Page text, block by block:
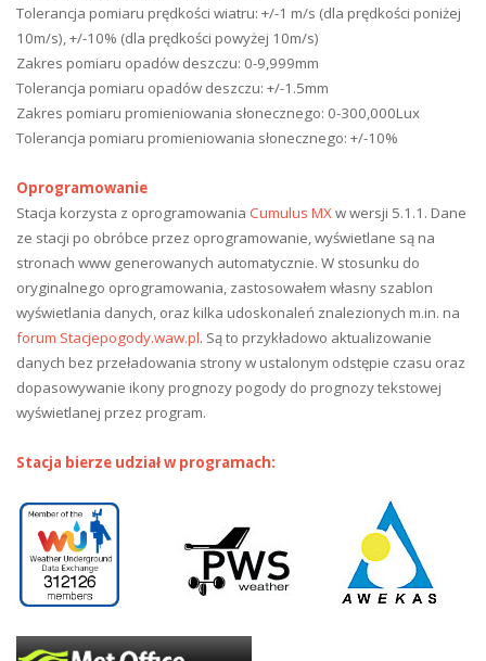
Tolerancja pomiaru prędkości wiatru: +/-1 m/s (dla prędkości poniżej
10m/s), +/-10% (dla prędkości powyżej 10m/s)
Zakres pomiaru opadów deszczu: 0-9,999mm
Tolerancja pomiaru opadów deszczu: +/-1.5mm
Zakres pomiaru promieniowania słonecznego: 0-300,000Lux
Tolerancja pomiaru promieniowania słonecznego: +/-10%
Oprogramowanie
Stacja korzysta z oprogramowania Cumulus MXw wersji 5.1.1. Dane
ze stacji po obróbce przez oprogramowanie, wyświetlane są na
stronach www generowanych automatycznie. W stosunku do
oryginalnego oprogramowania, zastosowałem własny szablon
wyświetlania danych, oraz kilka udoskonaleń znalezionych m.in. na
forum Stacjepogody.waw.pl. Są to przykładowo aktualizowanie
danych bez przeładowania strony w ustalonym odstępie czasu oraz
dopasowywanie ikony prognozy pogody do prognozy tekstowej
wyświetlanej przez program.
Stacja bierze udział w programach: